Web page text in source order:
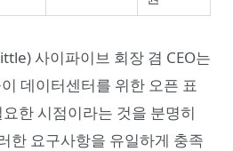
사이파이브 회장 겸 CEO는
데이터센터를 위한 오픈 표
한 시점이라는 것을 분명히
한 요구사항을 유일하게 충족